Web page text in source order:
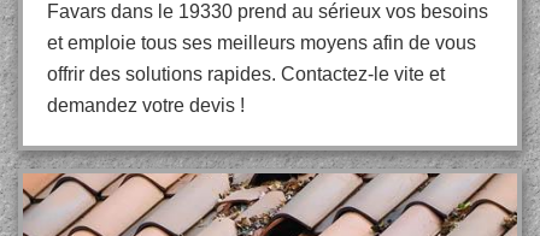
Favars dans le 19330 prend au sérieux vos besoins
et emploie tous ses meilleurs moyens afin de vous
offrir des solutions rapides. Contactez-le vite et
demandez votre devis !